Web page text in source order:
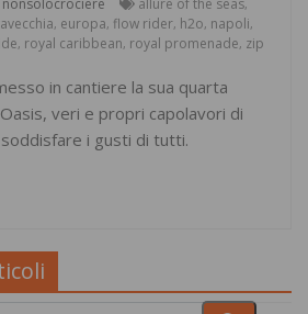
nonsolocrociere allure of the seas,
, europa, flow rider, h2o, napoli,
, royal caribbean, royal promenade, zip
in cantiere la sua quarta
veri e propri capolavori di
i gusti di tutti.